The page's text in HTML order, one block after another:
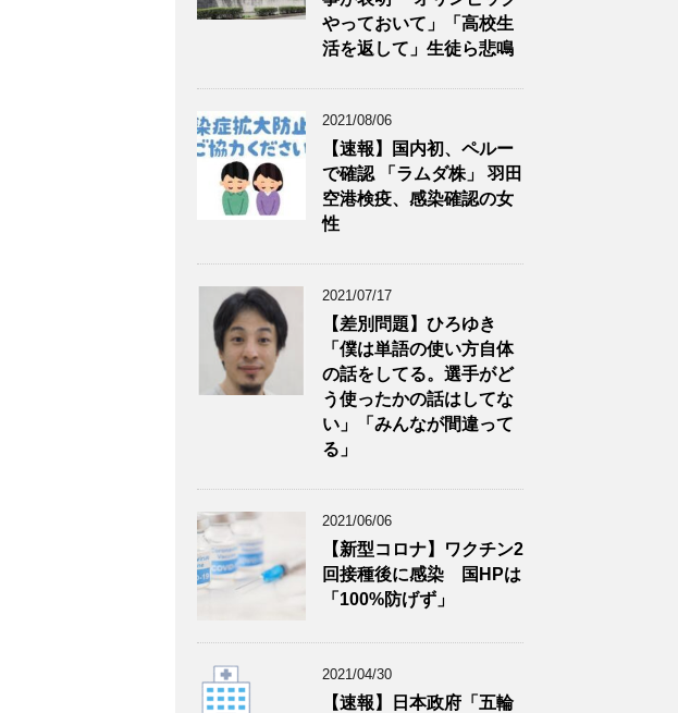
やっておいて」「高校生
活を返して」生徒ら悲鳴
2021/08/06
【速報】国内初、ペルー
で確認 「ラムダ株」 羽田
空港検疫、感染確認の女
性
2021/07/17
【差別問題】ひろゆき
「僕は単語の使い方自体
の話をしてる。選手がど
う使ったかの話はしてな
い」「みんなが間違って
る」
2021/06/06
【新型コロナ】ワクチン2
回接種後に感染 国HPは
「100%防げず」
2021/04/30
【速報】日本政府「五輪